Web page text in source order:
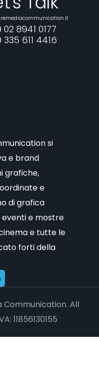
si
e brand
grafiche,
e
di grafica
e mostre
e tutte le
forti della
02 8941 0177
335 611 4416
All
11856130155